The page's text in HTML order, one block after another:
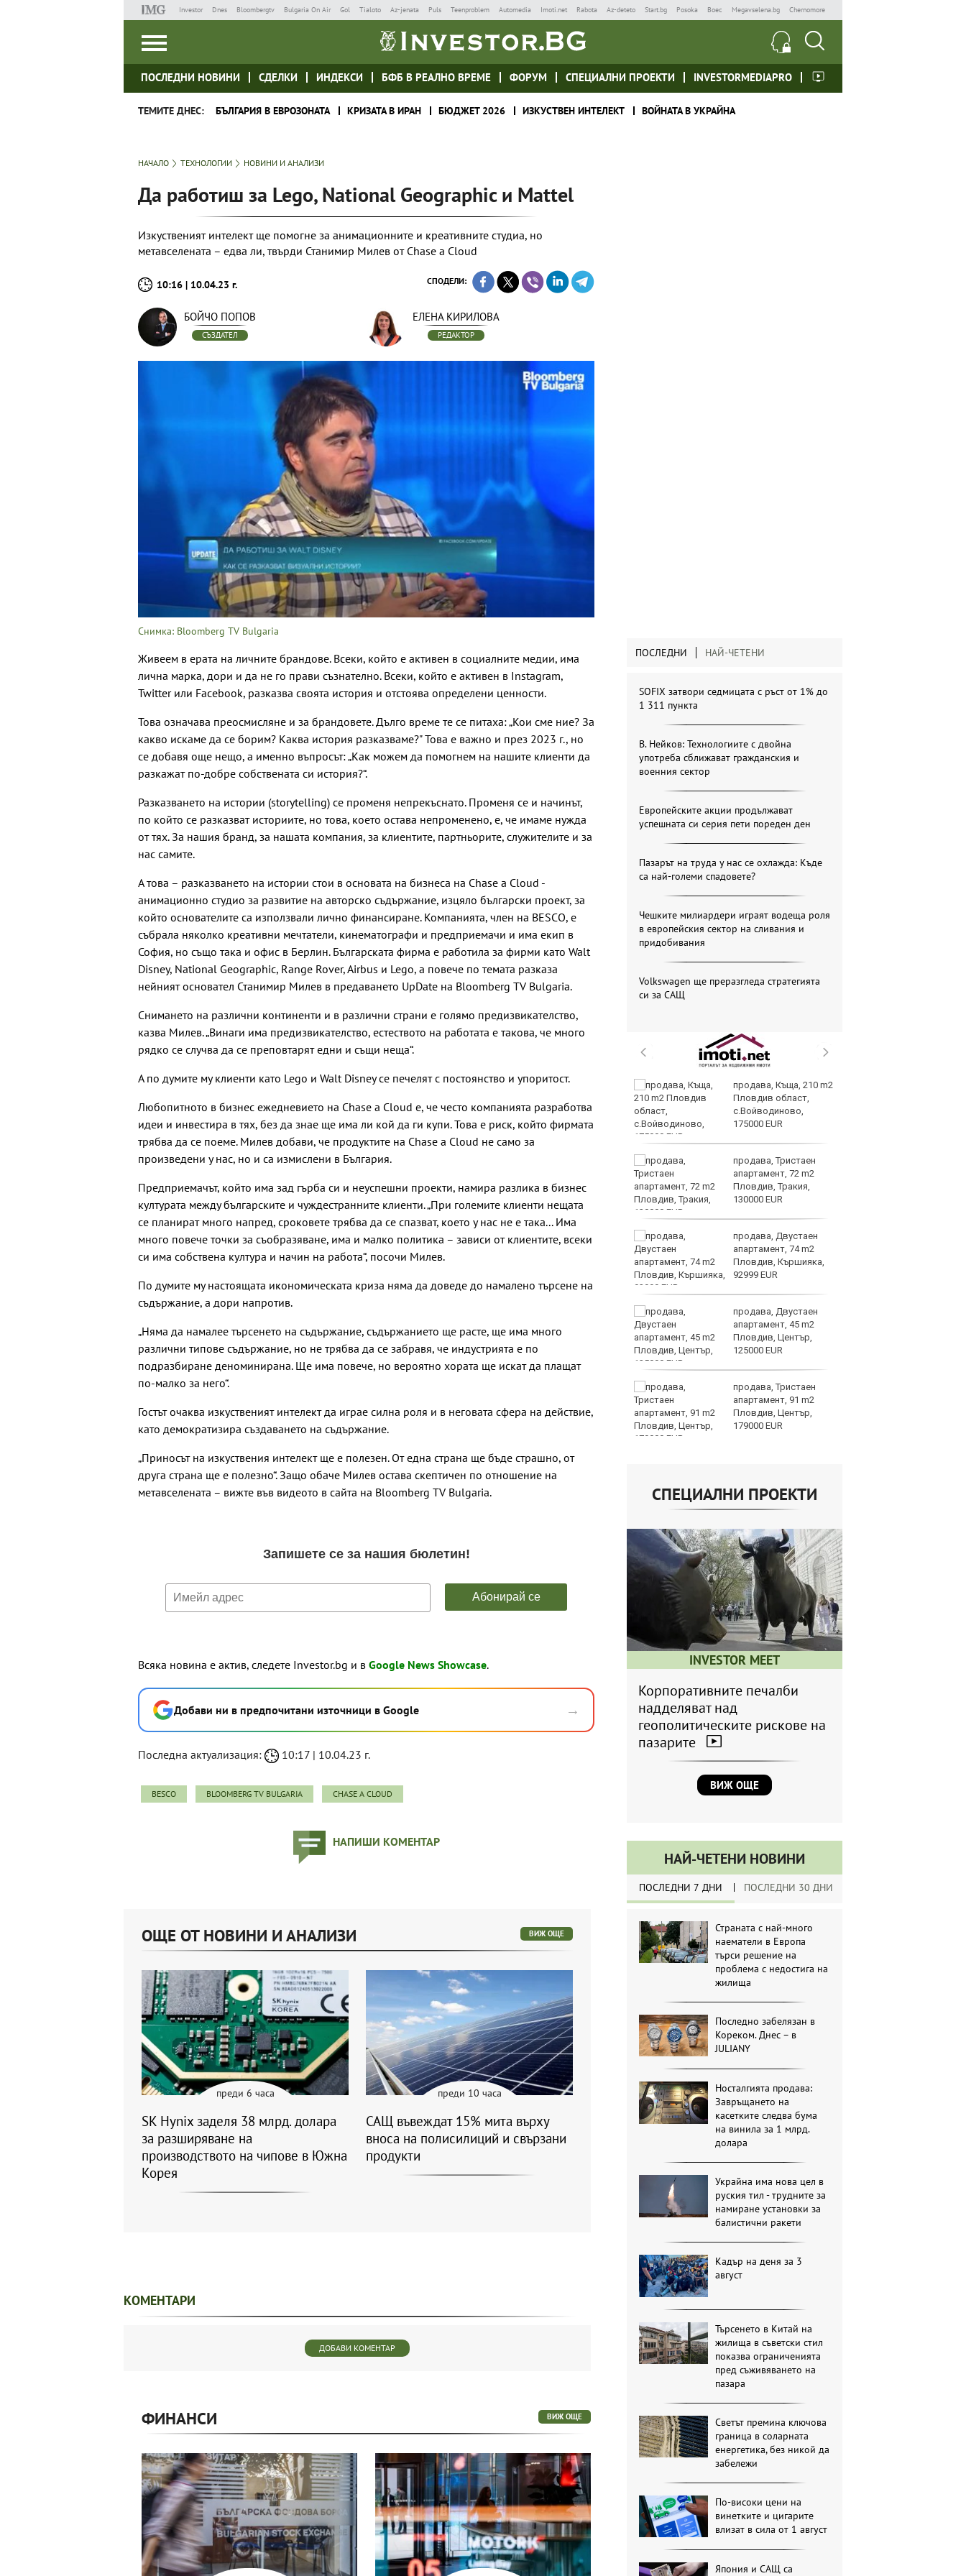
Investor Dnes Bloombergtv Bulgaria On Air Gol Tialoto Az-jenata Puls Teenproblem Automedia Imoti.net Rabota Az-deteto Start.bg Posoka Boec Megavselena.bg Chernomore
ПОСЛЕДНИ НОВИНИ СДЕЛКИ ИНДЕКСИ БФБ В РЕАЛНО ВРЕМЕ ФОРУМ СПЕЦИАЛНИ ПРОЕКТИ INVESTORMEDIAPRO
ТЕМИТЕ ДНЕС: БЪЛГАРИЯ В ЕВРОЗОНАТА КРИЗАТА В ИРАН БЮДЖЕТ 2026 ИЗКУСТВЕН ИНТЕЛЕКТ ВОЙНАТА В УКРАЙНА
НАЧАЛО ТЕХНОЛОГИИ НОВИНИ И АНАЛИЗИ
Да работиш за Lego, National Geographic и Mattel
Изкуственият интелект ще помогне за анимационните и креативните студиа, но
метавселената – едва ли, твърди Станимир Милев от Chase a Cloud
10:16 | 10.04.23 г. СПОДЕЛИ:
БОЙЧО ПОПОВ
СЪЗДАТЕЛ
ЕЛЕНА КИРИЛОВА
РЕДАКТОР
Снимка: Bloomberg TV Bulgaria
Живеем в ерата на личните брандове. Всеки, който е активен в социалните медии, има
лична марка, дори и да не го прави съзнателно. Всеки, който е активен в Instagram,
Twitter или Facebook, разказва своята история и отстоява определени ценности.
Това означава преосмисляне и за брандовете. Дълго време те се питаха: „Кои сме ние? За
какво искаме да се борим? Каква история разказваме?" Това е важно и през 2023 г., но
се добавя още нещо, а именно въпросът: „Как можем да помогнем на нашите клиенти да
разкажат по-добре собствената си история?“.
Разказването на истории (storytelling) се променя непрекъснато. Променя се и начинът,
по който се разказват историите, но това, което остава непроменено, е, че имаме нужда
от тях. За нашия бранд, за нашата компания, за клиентите, партньорите, служителите и за
нас самите.
А това – разказването на истории стои в основата на бизнеса на Chase a Cloud -
анимационно студио за развитие на авторско съдържание, изцяло български проект, за
който основателите са използвали лично финансиране. Компанията, член на BESCO, е
събрала няколко креативни мечтатели, кинематографи и предприемачи и има екип в
София, но също така и офис в Берлин. Българската фирма е работила за фирми като Walt
Disney, National Geographic, Range Rover, Airbus и Lego, а повече по темата разказа
нейният основател Станимир Милев в предаването UpDate на Bloomberg TV Bulgaria.
Снимането на различни континенти и в различни страни е голямо предизвикателство,
казва Милев. „Винаги има предизвикателство, естеството на работата е такова, че много
рядко се случва да се преповтарят едни и същи неща“.
А по думите му клиенти като Lego и Walt Disney се печелят с постоянство и упоритост.
Любопитното в бизнес ежедневието на Chase a Cloud е, че често компанията разработва
идеи и инвестира в тях, без да знае ще има ли кой да ги купи. Това е риск, който фирмата
трябва да се поеме. Милев добави, че продуктите на Chase a Cloud не само за
произведени у нас, но и са измислени в България.
Предприемачът, който има зад гърба си и неуспешни проекти, намира разлика в бизнес
културата между българските и чуждестранните клиенти. „При големите клиенти нещата
се планират много напред, сроковете трябва да се спазват, което у нас не е така... Има
много повече точки за съобразяване, има и малко политика – зависи от клиентите, всеки
си има собствена култура и начин на работа“, посочи Милев.
По думите му настоящата икономическата криза няма да доведе до намалено търсене на
съдържание, а дори напротив.
„Няма да намалее търсенето на съдържание, съдържанието ще расте, ще има много
различни типове съдържание, но не трябва да се забравя, че индустрията е по
подразбиране деноминирана. Ще има повече, но вероятно хората ще искат да плащат
по-малко за него“.
Гостът очаква изкуственият интелект да играе силна роля и в неговата сфера на действие,
като демократизира създаването на съдържание.
„Приносът на изкуствения интелект ще е полезен. От една страна ще бъде страшно, от
друга страна ще е полезно“. Защо обаче Милев остава скептичен по отношение на
метавселената – вижте във видеото в сайта на Bloomberg TV Bulgaria.
Всяка новина е актив, следете Investor.bg и в Google News Showcase.
Добави ни в предпочитани източници в Google →
Последна актуализация: 10:17 | 10.04.23 г.
BESCO BLOOMBERG TV BULGARIA CHASE A CLOUD
НАПИШИ КОМЕНТАР
ПОСЛЕДНИ НАЙ-ЧЕТЕНИ
SOFIX затвори седмицата с ръст от 1% до
1 311 пункта
В. Нейков: Технологиите с двойна
употреба сближават гражданския и
военния сектор
Европейските акции продължават
успешната си серия пети пореден ден
Пазарът на труда у нас се охлажда: Къде
са най-големи спадовете?
Чешките милиардери играят водеща роля
в европейския сектор на сливания и
придобивания
Volkswagen ще преразгледа стратегията
си за САЩ
ФК Девня гостува на
Аматьорската купа
Саморазправата не е
случая с „ловци на педофили“
Близо 30 000 фиша и
Европейското по
спускане на Витоша
за комарите, а други
продава, Къща, 210 m2
Пловдив област,
с.Войводиново,
175000 EUR
продава, Тристаен
апартамент, 72 m2
Пловдив, Тракия,
130000 EUR
продава, Двустаен
апартамент, 74 m2
Пловдив, Кършияка,
92999 EUR
продава, Двустаен
апартамент, 45 m2
Пловдив, Център,
125000 EUR
продава, Тристаен
апартамент, 91 m2
Пловдив, Център,
179000 EUR
СПЕЦИАЛНИ ПРОЕКТИ
INVESTOR MEET
Корпоративните печалби
надделяват над
геополитическите рискове на
пазарите
ВИЖ ОЩЕ
НАЙ-ЧЕТЕНИ НОВИНИ
ПОСЛЕДНИ 7 ДНИ ПОСЛЕДНИ 30 ДНИ
Страната с най-много
наематели в Европа
търси решение на
проблема с недостига на
жилища
Последно забелязан в
Кореком. Днес – в
JULIANY
Носталгията продава:
Завръщането на
касетките следва бума
на винила за 1 млрд.
долара
Украйна има нова цел в
руския тил - трудните за
намиране установки за
балистични ракети
Кадър на деня за 3
август
Търсенето в Китай на
жилища в съветски стил
показва ограниченията
пред съживяването на
пазара
Светът премина ключова
граница в соларната
енергетика, без никой да
забележи
По-високи цени на
винетките и цигарите
влизат в сила от 1 август
Япония и САЩ са
ОЩЕ ОТ НОВИНИ И АНАЛИЗИ ВИЖ ОЩЕ
преди 6 часа
SK Hynix заделя 38 млрд. долара
за разширяване на
производството на чипове в Южна
Корея
преди 10 часа
САЩ въвеждат 15% мита върху
вноса на полисилиций и свързани
продукти
КОМЕНТАРИ
ДОБАВИ КОМЕНТАР
ФИНАНСИ ВИЖ ОЩЕ